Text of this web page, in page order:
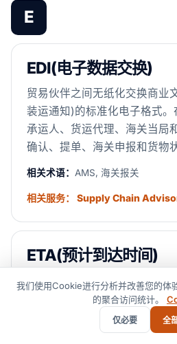
E
EDI(电子数据交换)
贸易伙伴之间无纸化交换商业
装运通知)的标准化电子格式。
承运人、货运代理、海关当局
确认、提单、海关申报和货物
相关术语： AMS, 海关报关
相关服务： Supply Chain
ETA(预计到达时间)
船舶、飞机或卡车预计到达目
的日期和时间。ETA可能因延
我们使用Cookie进行分析并改善您的体
的聚合访问统计。
仅必要 全